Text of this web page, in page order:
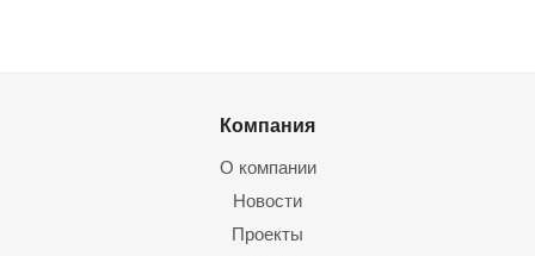
Компания
О компании
Новости
Проекты